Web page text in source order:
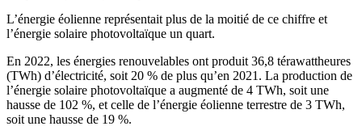
L’énergie éolienne représentait plus de la moitié de ce chiffre et
l’énergie solaire photovoltaïque un quart.
En 2022, les énergies renouvelables ont produit 36,8 térawattheures
(TWh) d’électricité, soit 20 % de plus qu’en 2021. La production de
l’énergie solaire photovoltaïque a augmenté de 4 TWh, soit une
hausse de 102 %, et celle de l’énergie éolienne terrestre de 3 TWh,
soit une hausse de 19 %.